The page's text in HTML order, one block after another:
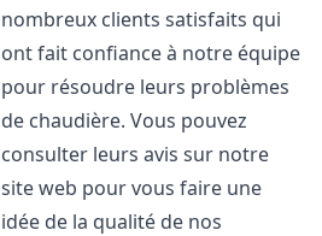
nombreux clients satisfaits qui
ont fait confiance à notre équipe
pour résoudre leurs problèmes
de chaudière. Vous pouvez
consulter leurs avis sur notre
site web pour vous faire une
idée de la qualité de nos